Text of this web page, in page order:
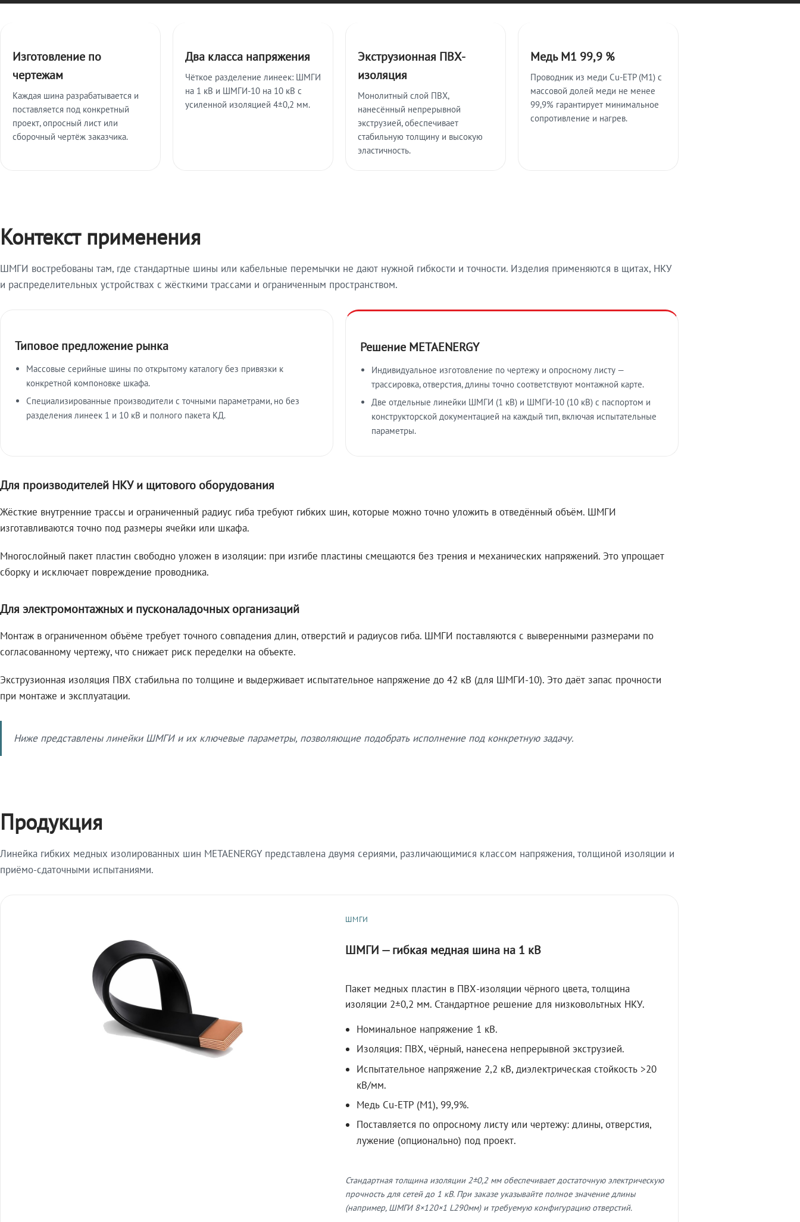
Изготовление по
чертежам
Каждая шина разрабатывается и
поставляется под конкретный
проект, опросный лист или
сборочный чертёж заказчика.
Два класса напряжения
Чёткое разделение линеек: ШМГИ
на 1 кВ и ШМГИ-10 на 10 кВ с
усиленной изоляцией 4±0,2 мм.
Экструзионная ПВХ-
изоляция
Монолитный слой ПВХ,
нанесённый непрерывной
экструзией, обеспечивает
стабильную толщину и высокую
эластичность.
Медь М1 99,9 %
Проводник из меди Cu-ETP (M1) с
массовой долей меди не менее
99,9% гарантирует минимальное
сопротивление и нагрев.
Контекст применения
ШМГИ востребованы там, где стандартные шины или кабельные перемычки не дают нужной гибкости и точности. Изделия применяются в щитах, НКУ
и распределительных устройствах с жёсткими трассами и ограниченным пространством.
Типовое предложение рынка
Массовые серийные шины по открытому каталогу без привязки к
конкретной компоновке шкафа.
Специализированные производители с точными параметрами, но без
разделения линеек 1 и 10 кВ и полного пакета КД.
Решение METAENERGY
Индивидуальное изготовление по чертежу и опросному листу —
трассировка, отверстия, длины точно соответствуют монтажной карте.
Две отдельные линейки ШМГИ (1 кВ) и ШМГИ-10 (10 кВ) с паспортом и
конструкторской документацией на каждый тип, включая испытательные
параметры.
Для производителей НКУ и щитового оборудования
Жёсткие внутренние трассы и ограниченный радиус гиба требуют гибких шин, которые можно точно уложить в отведённый объём. ШМГИ
изготавливаются точно под размеры ячейки или шкафа.
Многослойный пакет пластин свободно уложен в изоляции: при изгибе пластины смещаются без трения и механических напряжений. Это упрощает
сборку и исключает повреждение проводника.
Для электромонтажных и пусконаладочных организаций
Монтаж в ограниченном объёме требует точного совпадения длин, отверстий и радиусов гиба. ШМГИ поставляются с выверенными размерами по
согласованному чертежу, что снижает риск переделки на объекте.
Экструзионная изоляция ПВХ стабильна по толщине и выдерживает испытательное напряжение до 42 кВ (для ШМГИ-10). Это даёт запас прочности
при монтаже и эксплуатации.
Ниже представлены линейки ШМГИ и их ключевые параметры, позволяющие подобрать исполнение под конкретную задачу.
Продукция
Линейка гибких медных изолированных шин METAENERGY представлена двумя сериями, различающимися классом напряжения, толщиной изоляции и
приёмо-сдаточными испытаниями.
ШМГИ
ШМГИ — гибкая медная шина на 1 кВ
Пакет медных пластин в ПВХ-изоляции чёрного цвета, толщина
изоляции 2±0,2 мм. Стандартное решение для низковольтных НКУ.
Номинальное напряжение 1 кВ.
Изоляция: ПВХ, чёрный, нанесена непрерывной экструзией.
Испытательное напряжение 2,2 кВ, диэлектрическая стойкость >20
кВ/мм.
Медь Cu-ETP (M1), 99,9%.
Поставляется по опросному листу или чертежу: длины, отверстия,
лужение (опционально) под проект.
Стандартная толщина изоляции 2±0,2 мм обеспечивает достаточную электрическую
прочность для сетей до 1 кВ. При заказе указывайте полное значение длины
(например, ШМГИ 8×120×1 L290мм) и требуемую конфигурацию отверстий.